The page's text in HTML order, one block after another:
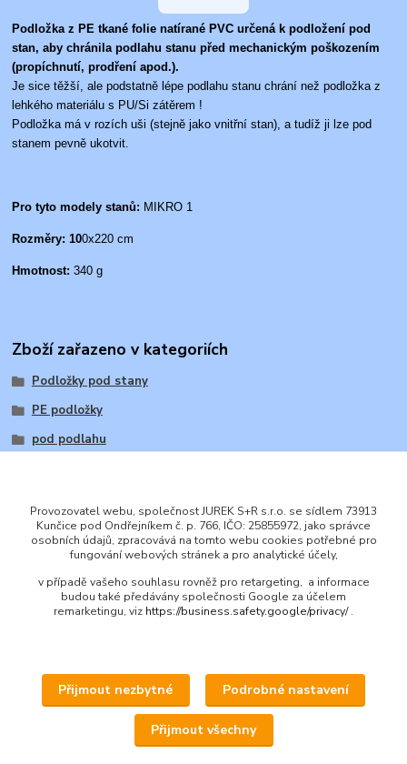
Podložka z PE tkané folie natírané PVC určená k podložení pod
stan, aby chránila podlahu stanu před mechanickým poškozením
(propíchnutí, prodření apod.).
Je sice těžší, ale podstatně lépe podlahu stanu chrání než podložka z
lehkého materiálu s PU/Si zátěrem !
Podložka má v rozích uši (stejně jako vnitřní stan), a tudíž ji lze pod
stanem pevně ukotvit.
Pro tyto modely stanů: MIKRO 1
Rozměry: 100x220 cm
Hmotnost:340 g
Zboží zařazeno v kategoriích
Podložky pod stany
PE podložky
pod podlahu
ENGLISH
© 2016 JUREK S+R s.r.o., IČ 25855972
Upravit sběr cookies.
Provozovatel webu, společnost JUREK S+R s.r.o. se sídlem 73913
Kunčice pod Ondřejníkem č. p. 766, IČO: 25855972, jako správce
osobních údajů, zpracovává na tomto webu cookies potřebné pro
fungování webových stránek a pro analytické účely,
v případě vašeho souhlasu rovněž pro retargeting, a informace
budou také předávány společnosti Google za účelem
remarketingu, viz https://business.safety.google/privacy/.
Přijmout nezbytné Podrobné nastavení
Přijmout všechny